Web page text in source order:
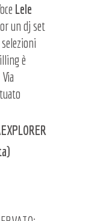
Lele
un dj set
è